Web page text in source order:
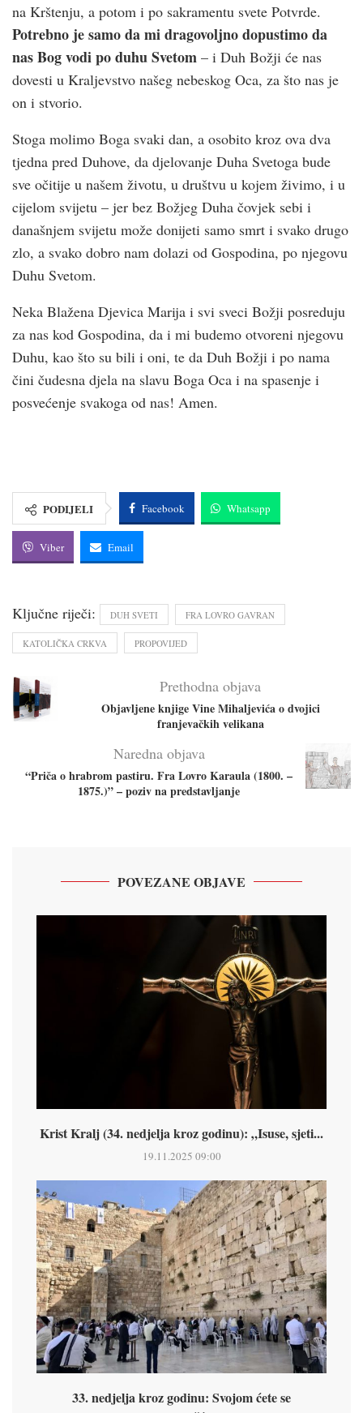
na Krštenju, a potom i po sakramentu svete Potvrde.
Potrebno je samo da mi dragovoljno dopustimo da
nas Bog vodi po duhu Svetom – i Duh Božji će nas
dovesti u Kraljevstvo našeg nebeskog Oca, za što nas je
on i stvorio.
Stoga molimo Boga svaki dan, a osobito kroz ova dva
tjedna pred Duhove, da djelovanje Duha Svetoga bude
sve očitije u našem životu, u društvu u kojem živimo, i u
cijelom svijetu – jer bez Božjeg Duha čovjek sebi i
današnjem svijetu može donijeti samo smrt i svako drugo
zlo, a svako dobro nam dolazi od Gospodina, po njegovu
Duhu Svetom.
Neka Blažena Djevica Marija i svi sveci Božji posreduju
za nas kod Gospodina, da i mi budemo otvoreni njegovu
Duhu, kao što su bili i oni, te da Duh Božji i po nama
čini čudesna djela na slavu Boga Oca i na spasenje i
posvećenje svakoga od nas! Amen.
PODIJELI Facebook Whatsapp
Viber Email
Ključne riječi: DUH SVETI FRA LOVRO GAVRAN
KATOLIČKA CRKVA PROPOVIJED
Prethodna objava
Objavljene knjige Vine Mihaljevića o dvojici
franjevačkih velikana
Naredna objava
“Priča o hrabrom pastiru. Fra Lovro Karaula (1800. –
1875.)” – poziv na predstavljanje
POVEZANE OBJAVE
Krist Kralj (34. nedjelja kroz godinu): „Isuse, sjeti...
19.11.2025 09:00
33. nedjelja kroz godinu: Svojom ćete se